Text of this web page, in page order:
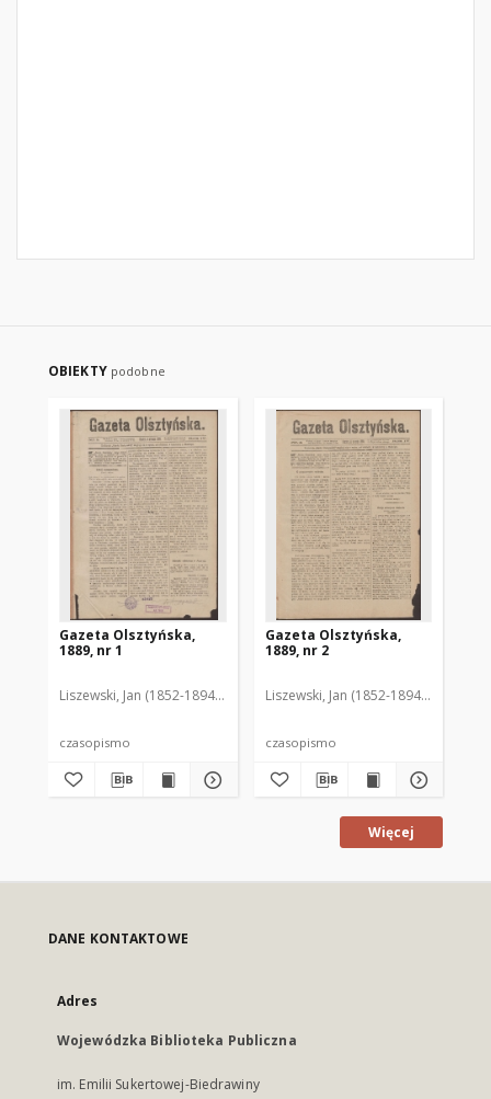
OBIEKTY podobne
Gazeta Olsztyńska,
1889, nr 1
Liszewski, Jan (1852-1894). Red.
czasopismo
Gazeta Olsztyńska,
1889, nr 2
Liszewski, Jan (1852-1894). Red.
czasopismo
Więcej
DANE KONTAKTOWE
Adres
Wojewódzka Biblioteka Publiczna
im. Emilii Sukertowej-Biedrawiny